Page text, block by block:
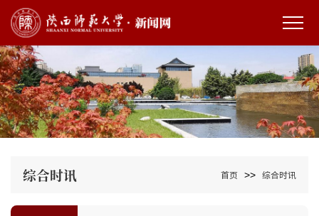
综合时讯 首页 >> 综合时讯